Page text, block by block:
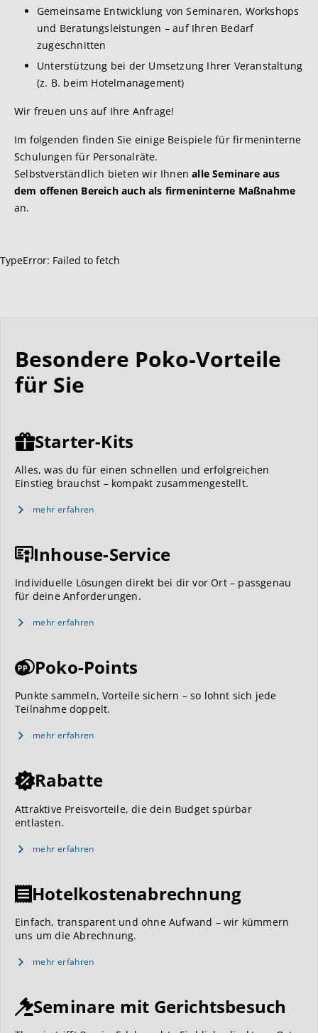
Gemeinsame Entwicklung von Seminaren, Workshops
und Beratungsleistungen – auf Ihren Bedarf
zugeschnitten
Unterstützung bei der Umsetzung Ihrer Veranstaltung
(z. B. beim Hotelmanagement)
Wir freuen uns auf Ihre Anfrage!
Im folgenden finden Sie einige Beispiele für firmeninterne
Schulungen für Personalräte.
Selbstverständlich bieten wir Ihnenalle Seminare aus
dem offenen Bereich auch als firmeninterne Maßnahme
an.
TypeError: Failed to fetch
Besondere Poko-Vorteile
für Sie
Starter-Kits
Alles, was du für einen schnellen und erfolgreichen
Einstieg brauchst – kompakt zusammengestellt.
mehr erfahren
Inhouse-Service
Individuelle Lösungen direkt bei dir vor Ort – passgenau
für deine Anforderungen.
mehr erfahren
Poko-Points
Punkte sammeln, Vorteile sichern – so lohnt sich jede
Teilnahme doppelt.
mehr erfahren
Rabatte
Attraktive Preisvorteile, die dein Budget spürbar
entlasten.
mehr erfahren
Hotelkostenabrechnung
Einfach, transparent und ohne Aufwand – wir kümmern
uns um die Abrechnung.
mehr erfahren
Seminare mit Gerichtsbesuch